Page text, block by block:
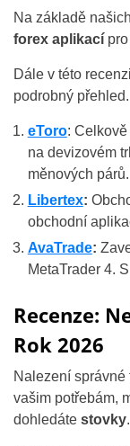
Na základě
forex aplikací
Dále v této
podrobný přehled.
eToro:
na devizovém
měnových párů.
Libertex:
obchodní
AvaTrade:
MetaTrader 4.
Recenze:
Rok 2026
Nalezení
vašim potřebám,
dohledáte stovky.